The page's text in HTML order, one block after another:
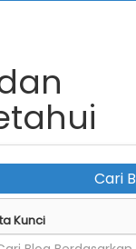
Cari
Kunci